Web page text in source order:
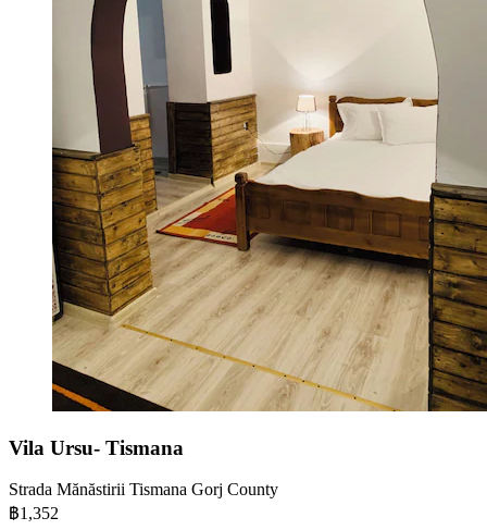
Vila Ursu- Tismana
Strada Mănăstirii Tismana Gorj County
฿1,352